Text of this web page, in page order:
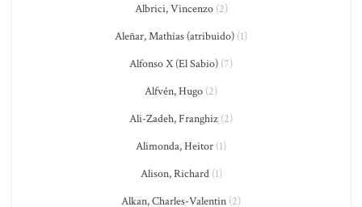
Albrici, Vincenzo(2)
Aleñar, Mathías (atribuido) (1)
Alfonso X (El Sabio) (7)
Alfvén, Hugo (2)
Ali-Zadeh, Franghiz (2)
Alimonda, Heitor (1)
Alison, Richard(1)
Alkan, Charles-Valentin (2)